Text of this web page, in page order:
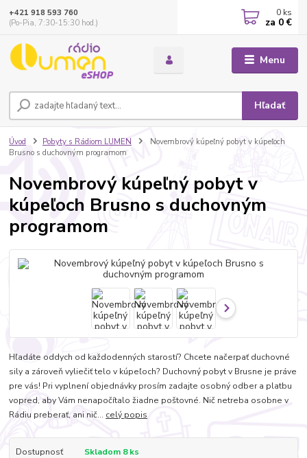
Menu
Hľadať
+421 918 593 760
(Po-Pia, 7:30-15:30 hod.)
0 ks
za 0 €
Úvod Pobyty s Rádiom LUMEN
Novembrový kúpeľný pobyt v kúpeľoch
Brusno s duchovným programom
Novembrový kúpeľný pobyt v
kúpeľoch Brusno s duchovným
programom
Hľadáte oddych od každodenných starostí? Chcete načerpať duchovné
sily a zároveň vyliečiť telo v kúpeľoch? Duchovný pobyt v Brusne je práve
pre vás! Pri vyplnení objednávky prosím zadajte osobný odber a platbu
vopred, aby Vám nenapočítalo žiadne poštovné. Nič netreba osobne v
Rádiu preberať, ani nič... celý popis
Dostupnosť
Skladom 8 ks